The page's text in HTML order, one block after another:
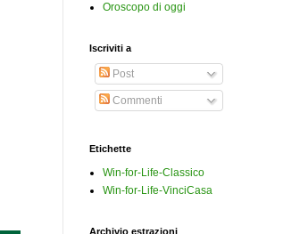
Oroscopo di oggi
Iscriviti a
Post
Commenti
Etichette
Win-for-Life-Classico
Win-for-Life-VinciCasa
Archivio estrazioni